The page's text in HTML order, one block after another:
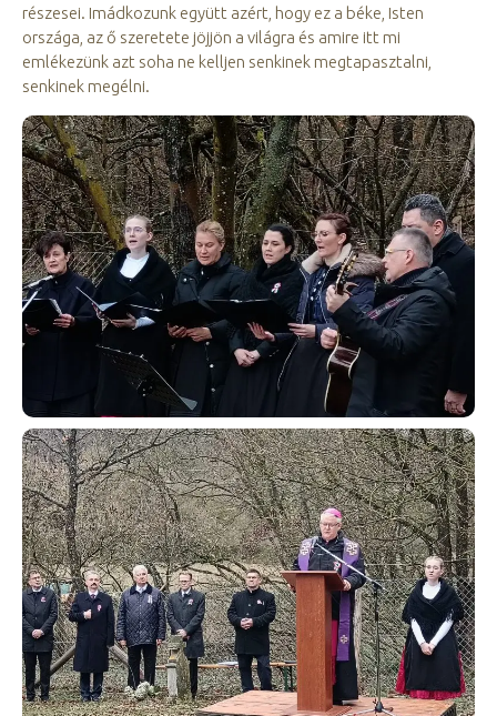
részesei. Imádkozunk együtt azért, hogy ez a béke, Isten
országa, az ő szeretete jöjjön a világra és amire itt mi
emlékezünk azt soha ne kelljen senkinek megtapasztalni,
senkinek megélni.